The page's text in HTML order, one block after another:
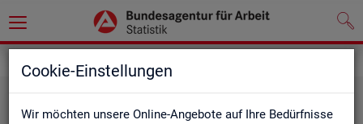
Cookie-Einstellungen
Wir möchten unsere Online-Angebote auf Ihre Bedürfnisse